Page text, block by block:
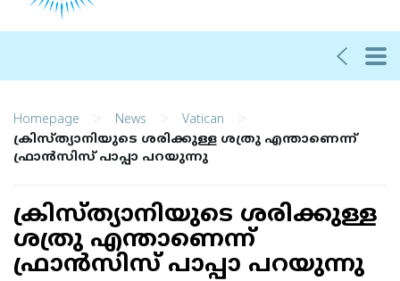
Homepage > News > Vatican >
ക്രിസ്ത്യാനിയുടെ ശരിക്കുള്ള ശത്രു എന്താണെന്ന്
ഫ്രാന്‍സിസ് പാപ്പാ പറയുന്നു
ക്രിസ്ത്യാനിയുടെ ശരിക്കുള്ള
ശത്രു എന്താണെന്ന്
ഫ്രാന്‍സിസ് പാപ്പാ പറയുന്നു